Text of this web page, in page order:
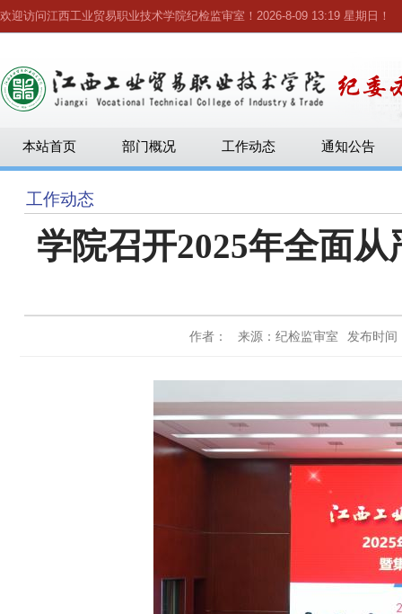
欢迎访问江西工业贸易职业技术学院纪检监审室！ 2026-8-09 13:19 星期日 ！
本站首页 部门概况 工作动态 通知公告
工作动态
学院召开2025年全面
作者： 来源：纪检监审室 发布时